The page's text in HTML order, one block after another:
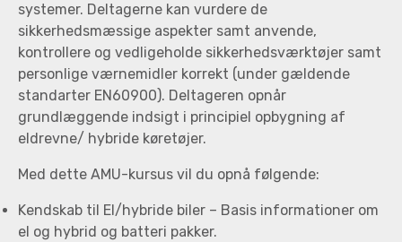
systemer. Deltagerne kan vurdere de
sikkerhedsmæssige aspekter samt anvende,
kontrollere og vedligeholde sikkerhedsværktøjer samt
personlige værnemidler korrekt (under gældende
standarter EN60900). Deltageren opnår
grundlæggende indsigt i principiel opbygning af
eldrevne/ hybride køretøjer.
Med dette AMU-kursus vil du opnå følgende:
Kendskab til El/hybride biler – Basis informationer om
el og hybrid og batteri pakker.